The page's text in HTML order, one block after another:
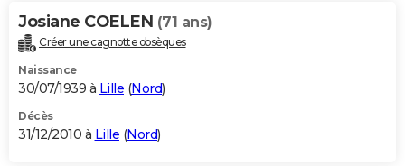
Josiane COELEN (71 ans)
Créer une cagnotte obsèques
Naissance
30/07/1939 à Lille (Nord)
Décès
31/12/2010 à Lille (Nord)